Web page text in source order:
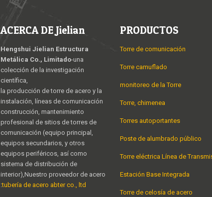
ACERCA DE Jielian
Hengshui Jielian Estructura
Metálica Co., Limitado-una
colección de la investigación
científica,
la producción de torre de acero y la
instalación, líneas de comunicación
construcción, mantenimiento
profesional de sitios de torres de
comunicación (equipo principal,
equipos secundarios, y otros
equipos periféricos, así como
sistema de distribución de
interior),Nuestro proveedor de acero
:tubería de acero abter co., ltd
PRODUCTOS
Torre de comunicación
Torre camuflado
monitoreo de la Torre
Torre, chimenea
Torres autoportantes
Poste de alumbrado público
Torre eléctrica Línea de
Estación Base Integrada
Torre de celosía de acero